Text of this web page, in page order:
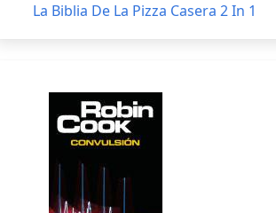
La Biblia De La Pizza Casera 2 In 1